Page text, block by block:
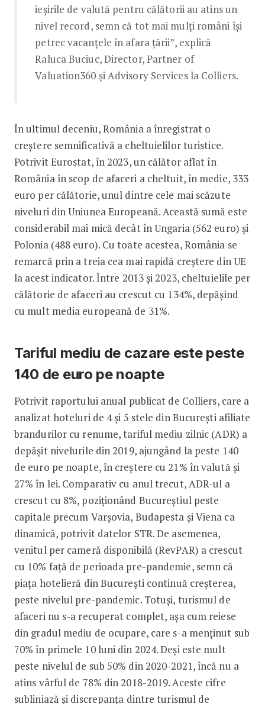
ieșirile de valută pentru călătorii au atins un
nivel record, semn că tot mai mulți români își
petrec vacanțele în afara țării”, explică
Raluca Buciuc, Director, Partner of
Valuation360 și Advisory Services la Colliers.
În ultimul deceniu, România a înregistrat o
creștere semnificativă a cheltuielilor turistice.
Potrivit Eurostat, în 2023, un călător aflat în
România în scop de afaceri a cheltuit, în medie, 333
euro per călătorie, unul dintre cele mai scăzute
niveluri din Uniunea Europeană. Această sumă este
considerabil mai mică decât în Ungaria (562 euro) și
Polonia (488 euro). Cu toate acestea, România se
remarcă prin a treia cea mai rapidă creștere din UE
la acest indicator. Între 2013 și 2023, cheltuielile per
călătorie de afaceri au crescut cu 134%, depășind
cu mult media europeană de 31%.
Tariful mediu de cazare este peste
140 de euro pe noapte
Potrivit raportului anual publicat de Colliers, care a
analizat hoteluri de 4 și 5 stele din București afiliate
brandurilor cu renume, tariful mediu zilnic (ADR) a
depășit nivelurile din 2019, ajungând la peste 140
de euro pe noapte, în creștere cu 21% în valută și
27% în lei. Comparativ cu anul trecut, ADR-ul a
crescut cu 8%, poziționând Bucureștiul peste
capitale precum Varșovia, Budapesta și Viena ca
dinamică, potrivit datelor STR. De asemenea,
venitul per cameră disponibilă (RevPAR) a crescut
cu 10% față de perioada pre-pandemie, semn că
piața hotelieră din București continuă creșterea,
peste nivelul pre-pandemic. Totuși, turismul de
afaceri nu s-a recuperat complet, așa cum reiese
din gradul mediu de ocupare, care s-a menținut sub
70% în primele 10 luni din 2024. Deși este mult
peste nivelul de sub 50% din 2020-2021, încă nu a
atins vârful de 78% din 2018-2019. Aceste cifre
subliniază și discrepanța dintre turismul de